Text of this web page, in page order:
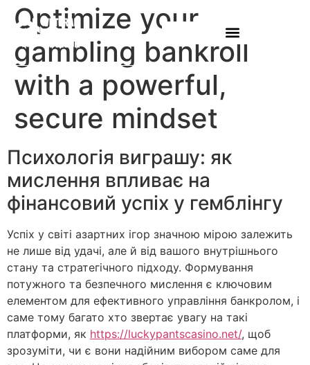
Optimize your
gambling bankroll
with a powerful,
secure mindset
Психологія виграшу: як
мислення впливає на
фінансовий успіх у гемблінгу
Успіх у світі азартних ігор значною мірою залежить
не лише від удачі, але й від вашого внутрішнього
стану та стратегічного підходу. Формування
потужного та безпечного мислення є ключовим
елементом для ефективного управління банкролом, і
саме тому багато хто звертає увагу на такі
платформи, як https://luckypantscasino.net/, щоб
зрозуміти, чи є вони надійним вибором саме для